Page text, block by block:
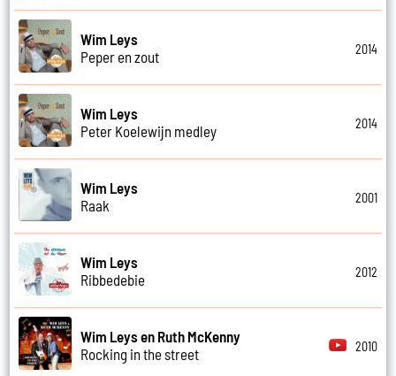
Wim Leys
Peper en zout
2014
Wim Leys
Peter Koelewijn medley
2014
Wim Leys
Raak
2001
Wim Leys
Ribbedebie
2012
Wim Leys en Ruth McKenny
Rocking in the street
2010